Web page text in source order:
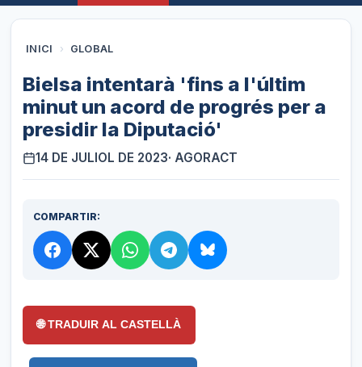
INICI › GLOBAL
Bielsa intentarà 'fins a l'últim
minut un acord de progrés per a
presidir la Diputació'
14 DE JULIOL DE 2023· AGORACT
COMPARTIR:
🌐 TRADUIR AL CASTELLÀ